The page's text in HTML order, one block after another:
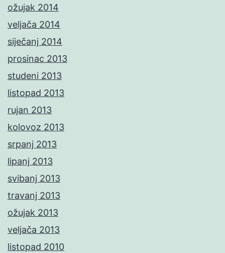
ožujak 2014
veljača 2014
siječanj 2014
prosinac 2013
studeni 2013
listopad 2013
rujan 2013
kolovoz 2013
srpanj 2013
lipanj 2013
svibanj 2013
travanj 2013
ožujak 2013
veljača 2013
listopad 2010